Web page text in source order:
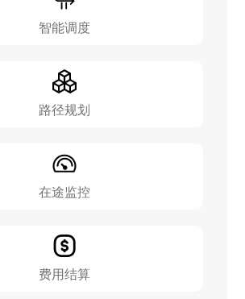
智能调度
路径规划
在途监控
费用结算